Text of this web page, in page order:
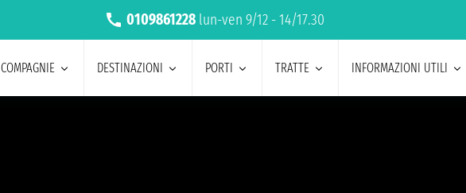
0109861228 lun-ven 9/12 - 14/17.30
COMPAGNIE DESTINAZIONI PORTI TRATTE INFORMAZIONI UTILI